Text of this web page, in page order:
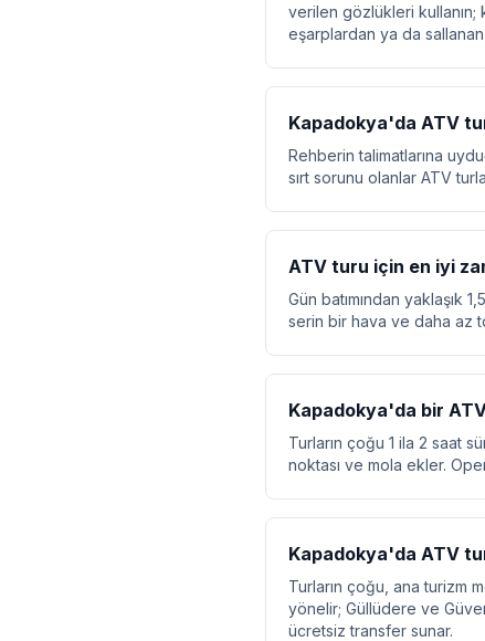
verilen gözlükleri
eşarplardan ya da sallanan
Kapadokya'da ATV
Rehberin talimatlarına
sırt sorunu olanlar ATV
ATV turu için en iyi
Gün batımından yaklaşık
serin bir hava ve daha az
Kapadokya'da bir
Turların çoğu 1 ila 2 saat
noktası ve mola ekler.
Kapadokya'da ATV
Turların çoğu, ana turizm
yönelir; Güllüdere ve
ücretsiz transfer sunar.